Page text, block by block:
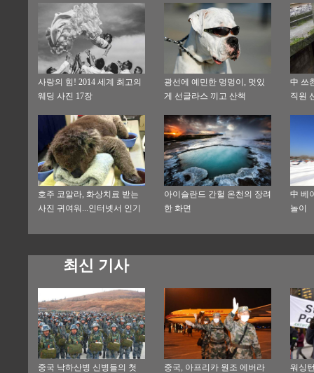
사랑의 힘! 2014 세계 최고의
웨딩 사진 17장
광선에 예민한 멍멍이, 멋있
게 선글라스 끼고 산책
中 쓰
직원
호주 코알라, 화상치료 받는
사진 귀여워...인터넷서 인기
아이슬란드 간헐 온천의 장려
한 화면
中 베
놀이
최신 기사
중국 낙하산병 신병들의 첫
중국, 아프리카 원조 에버라
워싱